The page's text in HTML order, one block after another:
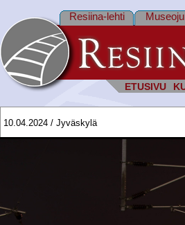
ETUSIVU
Resiina-lehti
10.04.2024 / Jyväskylä